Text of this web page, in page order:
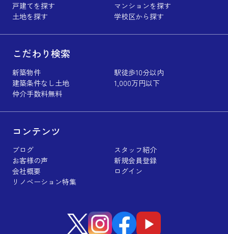
戸建てを探す
マンションを探す
土地を探す
学校区から探す
こだわり検索
新築物件
駅徒歩10分以内
建築条件なし土地
1,000万円以下
仲介手数料無料
コンテンツ
ブログ
スタッフ紹介
お客様の声
新規会員登録
会社概要
ログイン
リノベーション特集